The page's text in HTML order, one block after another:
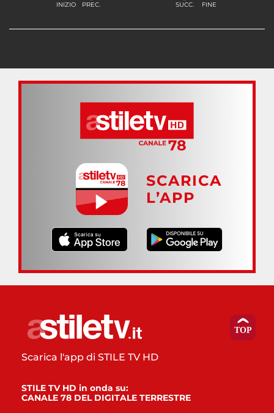
INIZIO PREC. SUCC. FINE
SCARICA
L’APP
Scarica l'app di STILE TV HD
STILE TV HD in onda su:
CANALE 78 DEL DIGITALE TERRESTRE